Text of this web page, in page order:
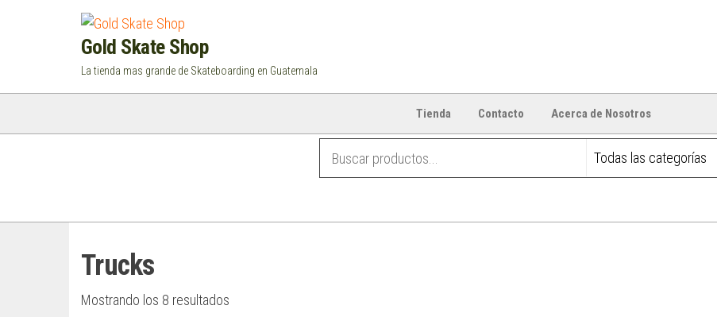
Gold Skate Shop
La tienda mas grande de Skateboarding en Guatemala
Tienda Contacto Acerca de Nosotros
Trucks
Mostrando los 8 resultados